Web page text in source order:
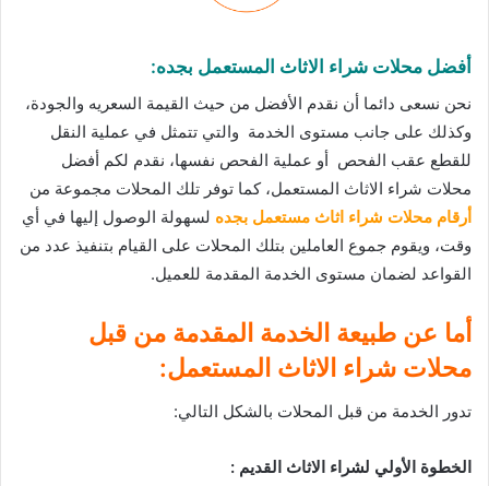
أفضل محلات شراء الاثاث المستعمل بجده:
نحن نسعى دائما أن نقدم الأفضل من حيث القيمة السعريه والجودة،
وكذلك على جانب مستوى الخدمة والتي تتمثل في عملية النقل
للقطع عقب الفحص أو عملية الفحص نفسها، نقدم لكم أفضل
محلات شراء الاثاث المستعمل، كما توفر تلك المحلات مجموعة من
أرقام محلات شراء اثاث مستعمل بجده لسهولة الوصول إليها في أي
وقت، ويقوم جموع العاملين بتلك المحلات على القيام بتنفيذ عدد من
القواعد لضمان مستوى الخدمة المقدمة للعميل.
أما عن طبيعة الخدمة المقدمة من قبل
محلات شراء الاثاث المستعمل:
تدور الخدمة من قبل المحلات بالشكل التالي:
الخطوة الأولي لشراء الاثاث القديم :